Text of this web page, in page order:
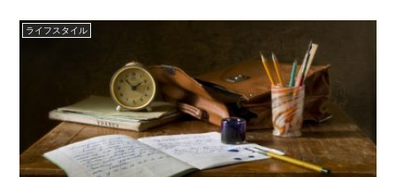
ライフスタイル